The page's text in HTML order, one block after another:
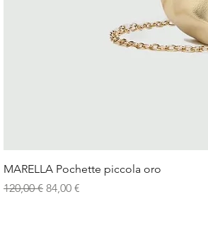
MARELLA Pochette piccola oro
Prezzo regolare
120,00 € Prezzo scontato
84,00 €